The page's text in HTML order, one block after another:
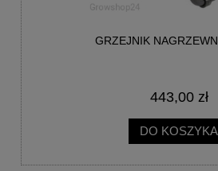
GRZEJNIK
443,00 zł
DO KOSZYKA